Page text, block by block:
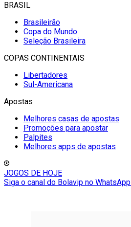
BRASIL
Brasileirão
Copa do Mundo
Seleção Brasileira
COPAS CONTINENTAIS
Libertadores
Sul-Americana
Apostas
Melhores casas de apostas
Promoções para apostar
Palpites
Melhores apps de apostas
JOGOS DE HOJE
Siga o canal do Bolavip no WhatsApp